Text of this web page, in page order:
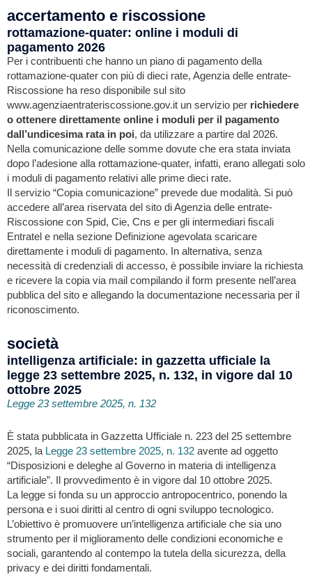
accertamento e riscossione
rottamazione-quater: online i moduli di
pagamento 2026
Per i contribuenti che hanno un piano di pagamento della
rottamazione-quater con più di dieci rate, Agenzia delle entrate-
Riscossione ha reso disponibile sul sito
www.agenziaentrateriscossione.gov.it un servizio per richiedere
o ottenere direttamente online i moduli per il pagamento
dall’undicesima rata in poi, da utilizzare a partire dal 2026.
Nella comunicazione delle somme dovute che era stata inviata
dopo l’adesione alla rottamazione-quater, infatti, erano allegati solo
i moduli di pagamento relativi alle prime dieci rate.
Il servizio “Copia comunicazione” prevede due modalità. Si può
accedere all’area riservata del sito di Agenzia delle entrate-
Riscossione con Spid, Cie, Cns e per gli intermediari fiscali
Entratel e nella sezione Definizione agevolata scaricare
direttamente i moduli di pagamento. In alternativa, senza
necessità di credenziali di accesso, è possibile inviare la richiesta
e ricevere la copia via mail compilando il form presente nell’area
pubblica del sito e allegando la documentazione necessaria per il
riconoscimento.
società
intelligenza artificiale: in gazzetta ufficiale la
legge 23 settembre 2025, n. 132, in vigore dal 10
ottobre 2025
Legge 23 settembre 2025, n. 132
È stata pubblicata in Gazzetta Ufficiale n. 223 del 25 settembre
2025, la Legge 23 settembre 2025, n. 132 avente ad oggetto
“Disposizioni e deleghe al Governo in materia di intelligenza
artificiale”. Il provvedimento è in vigore dal 10 ottobre 2025.
La legge si fonda su un approccio antropocentrico, ponendo la
persona e i suoi diritti al centro di ogni sviluppo tecnologico.
L’obiettivo è promuovere un’intelligenza artificiale che sia uno
strumento per il miglioramento delle condizioni economiche e
sociali, garantendo al contempo la tutela della sicurezza, della
privacy e dei diritti fondamentali.